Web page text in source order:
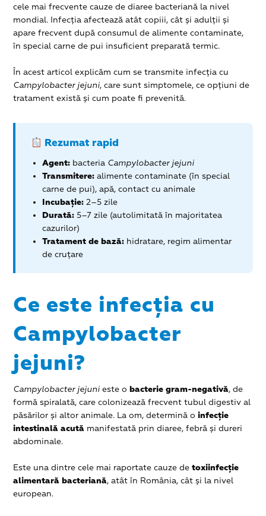
cele mai frecvente cauze de diaree bacteriană la nivel
mondial. Infecția afectează atât copiii, cât și adulții și
apare frecvent după consumul de alimente contaminate,
în special carne de pui insuficient preparată termic.
În acest articol explicăm cum se transmite infecția cu
Campylobacter jejuni, care sunt simptomele, ce opțiuni de
tratament există și cum poate fi prevenită.
Rezumat rapid
Agent: bacteria Campylobacter jejuni
Transmitere: alimente contaminate (în special
carne de pui), apă, contact cu animale
Incubație: 2–5 zile
Durată: 5–7 zile (autolimitată în majoritatea
cazurilor)
Tratament de bază: hidratare, regim alimentar
de cruțare
Ce este infecția cu
Campylobacter
jejuni?
Campylobacter jejuni este obacterie gram-negativă, de
formă spiralată, care colonizează frecvent tubul digestiv al
păsărilor și altor animale. La om, determină oinfecție
intestinală acută manifestată prin diaree, febră și dureri
abdominale.
Este una dintre cele mai raportate cauze detoxiinfecție
alimentară bacteriană, atât în România, cât și la nivel
european.